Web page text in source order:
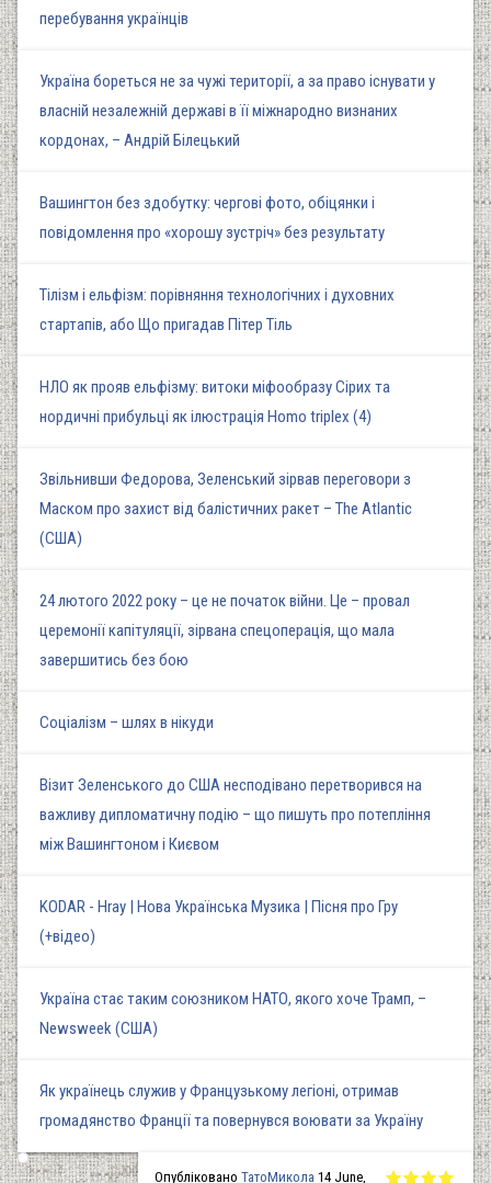
перебування українців
Україна бореться не за чужі території, а за право існувати у
власній незалежній державі в її міжнародно визнаних
кордонах, – Андрій Білецький
Вашингтон без здобутку: чергові фото, обіцянки і
повідомлення про «хорошу зустріч» без результату
Тілізм і ельфізм: порівняння технологічних і духовних
стартапів, або Що пригадав Пітер Тіль
НЛО як прояв ельфізму: витоки міфообразу Сірих та
нордичні прибульці як ілюстрація Homo triplex (4)
Звільнивши Федорова, Зеленський зірвав переговори з
Маском про захист від балістичних ракет – The Atlantic
(США)
24 лютого 2022 року – це не початок війни. Це – провал
церемонії капітуляції, зірвана спецоперація, що мала
завершитись без бою
Соціалізм – шлях в нікуди
Візит Зеленського до США несподівано перетворився на
важливу дипломатичну подію – що пишуть про потепління
між Вашингтоном і Києвом
KODAR - Hray | Нова Українська Музика | Пісня про Гру
(+відео)
Україна стає таким союзником НАТО, якого хоче Трамп, –
Newsweek (США)
Як українець служив у Французькому легіоні, отримав
громадянство Франції та повернувся воювати за Україну
Опубліковано ТатоМикола 14 June,